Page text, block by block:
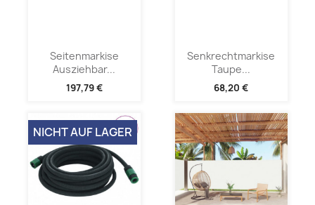
Seitenmarkise
Ausziehbar...
197,79 €
Senkrechtmarkise
Taupe...
68,20 €
NICHT AUF LAGER